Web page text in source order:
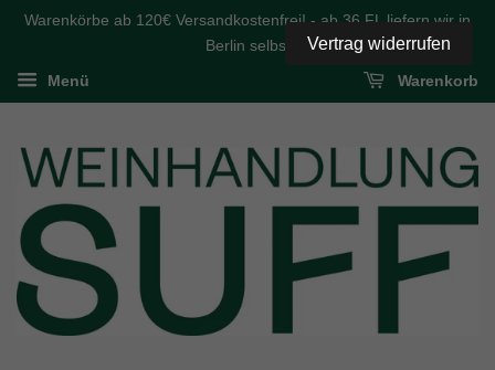
Warenkörbe ab 120€ Versandkostenfrei! - ab 36 FL liefern wir in
Berlin selbst
Menü Warenkorb
Vertrag widerrufen